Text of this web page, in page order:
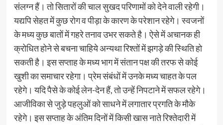
संलग्न हैं। तो सितारों की चाल सुखद परिणामों को देने वाली रहेगी।
यद्यपि सेहत में कुछ रोग व पीड़ा के कारण के परेशान रहेगे। स्वजनों
के मध्य कुछ बातों में गहरे तनाव उभर सकते है। ऐसे में अचानक ही
क्रोधित होने से बचना चाहिये अन्यथा रिश्तों में झगड़े की स्थिति हो
सकती है। इस सप्ताह के मध्य भाग में संतान पक्ष की तरफ से कोई
खुशी का समाचार रहेगा। प्रेम संबंधों में उनके मध्य चाहत के पल
रहेगे। यदि पैसे के कोई लेन-देन हैं, तो उन्हें निपटाने में सफल रहेगे।
आजीविका से जुड़े पहलुओं को साधने में लगातार प्रगति के मौके
रहेगे। इस सप्ताह के अंतिम दिनों में किसी खास नाते रिश्तेदारी में